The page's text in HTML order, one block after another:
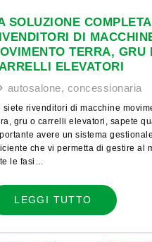
SOLUZIONE COMPLETA
DI
TERRA, GRU
ELEVATORI
autosalone, concessionaria
siete rivenditori di macchine
gru o carrelli elevatori, sapete
avere un sistema gestionale
che vi permetta di gestire al
le fasi…
LEGGI TUTTO